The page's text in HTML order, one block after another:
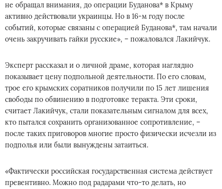
не обращал внимания, до операции Буданова* в Крыму
активно действовали украинцы. Но в 16-м году после
событий, которые связаны с операцией Буданова*, там начали
очень закручивать гайки русские», – пожаловался Лакийчук.
Эксперт рассказал и о личной драме, которая наглядно
показывает цену подпольной деятельности. По его словам,
трое его крымских соратников получили по 15 лет лишения
свободы по обвинению в подготовке теракта. Эти сроки,
считает Лакийчук, стали показательным сигналом для всех,
кто пытался сохранить организованное сопротивление, –
после таких приговоров многие просто физически исчезли из
подполья или были вынуждены затаиться.
«Фактически российская государственная система действует
превентивно. Можно под радарами что-то делать, но